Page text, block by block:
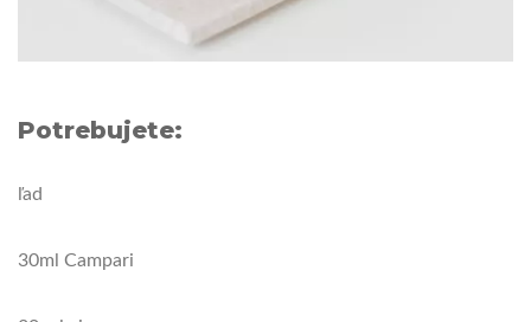
Potrebujete:
ľad
30ml Campari